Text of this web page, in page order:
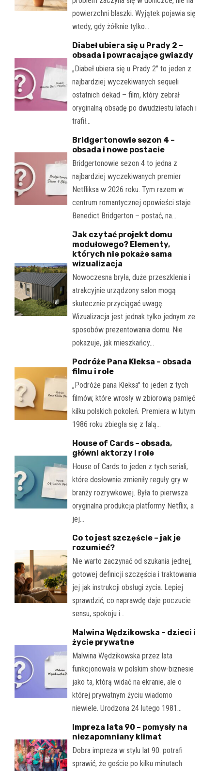
powierzchni blaszki. Wyjątek pojawia się
wtedy, gdy żółknie tylko…
Diabeł ubiera się u Prady 2 –
obsada i powracające gwiazdy
„Diabeł ubiera się u Prady 2" to jeden z
najbardziej wyczekiwanych sequeli
ostatnich dekad – film, który zebrał
oryginalną obsadę po dwudziestu latach i
trafił…
Bridgertonowie sezon 4 –
obsada i nowe postacie
Bridgertonowie sezon 4 to jedna z
najbardziej wyczekiwanych premier
Netfliksa w 2026 roku. Tym razem w
centrum romantycznej opowieści staje
Benedict Bridgerton – postać, na…
Jak czytać projekt domu
modułowego? Elementy,
których nie pokaże sama
wizualizacja
Nowoczesna bryła, duże przeszklenia i
atrakcyjnie urządzony salon mogą
skutecznie przyciągać uwagę.
Wizualizacja jest jednak tylko jednym ze
sposobów prezentowania domu. Nie
pokazuje, jak mieszkańcy…
Podróże Pana Kleksa – obsada
filmu i role
„Podróże pana Kleksa" to jeden z tych
filmów, które wrosły w zbiorową pamięć
kilku polskich pokoleń. Premiera w lutym
1986 roku zbiegła się z falą…
House of Cards – obsada,
główni aktorzy i role
House of Cards to jeden z tych seriali,
które dosłownie zmieniły reguły gry w
branży rozrywkowej. Była to pierwsza
oryginalna produkcja platformy Netflix, a
jej…
Co to jest szczęście – jak je
rozumieć?
Nie warto zaczynać od szukania jednej,
gotowej definicji szczęścia i traktowania
jej jak instrukcji obsługi życia. Lepiej
sprawdzić, co naprawdę daje poczucie
sensu, spokoju i…
Malwina Wędzikowska – dzieci i
życie prywatne
Malwina Wędzikowska przez lata
funkcjonowała w polskim show-biznesie
jako ta, którą widać na ekranie, ale o
której prywatnym życiu wiadomo
niewiele. Urodzona 24 lutego 1981…
Impreza lata 90 – pomysły na
niezapomniany klimat
Dobra impreza w stylu lat 90. potrafi
sprawić, że goście po kilku minutach